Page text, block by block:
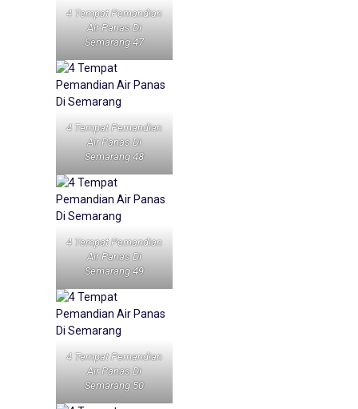
4 Tempat Pemandian
Air Panas Di
Semarang 47
4 Tempat Pemandian
Air Panas Di
Semarang 48
4 Tempat Pemandian
Air Panas Di
Semarang 49
4 Tempat Pemandian
Air Panas Di
Semarang 50